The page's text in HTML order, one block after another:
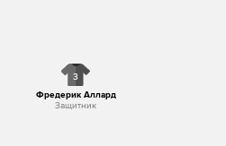
3
Фредерик Аллард
Защитник